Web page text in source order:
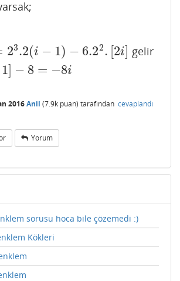
23.2(i − 1) − 6.22. 2i
1 − 8 = −8i
− 1)−6.22 .[2 i]+ 12.2.[i+1 −8= −8i
gelir
2016Anil (7.9k puan) tarafından cevaplandı
Yorum
sorusu hoca bile çözemedi :)
Kökleri